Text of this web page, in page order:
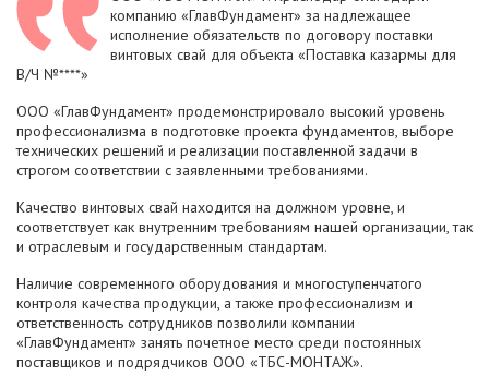
компанию «ГлавФундамент» за надлежащее
исполнение обязательств по договору поставки
винтовых свай для объекта «Поставка казармы для
В/Ч №****»
ООО «ГлавФундамент» продемонстрировало высокий уровень
профессионализма в подготовке проекта фундаментов, выборе
технических решений и реализации поставленной задачи в
строгом соответствии с заявленными требованиями.
Качество винтовых свай находится на должном уровне, и
соответствует как внутренним требованиям нашей организации, так
и отраслевым и государственным стандартам.
Наличие современного оборудования и многоступенчатого
контроля качества продукции, а также профессионализм и
ответственность сотрудников позволили компании
«ГлавФундамент» занять почетное место среди постоянных
поставщиков и подрядчиков ООО «ТБС-МОНТАЖ».